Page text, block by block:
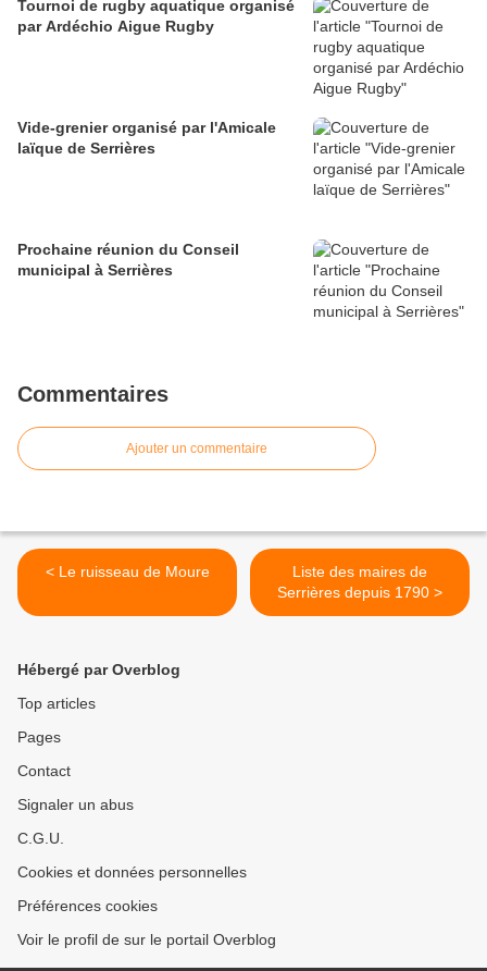
Tournoi de rugby aquatique organisé
par Ardéchio Aigue Rugby
Vide-grenier organisé par l'Amicale
laïque de Serrières
Prochaine réunion du Conseil
municipal à Serrières
Commentaires
Ajouter un commentaire
< Le ruisseau de Moure
Liste des maires de
Serrières depuis 1790 >
Hébergé par Overblog
Top articles
Pages
Contact
Signaler un abus
C.G.U.
Cookies et données personnelles
Préférences cookies
Voir le profil de sur le portail Overblog